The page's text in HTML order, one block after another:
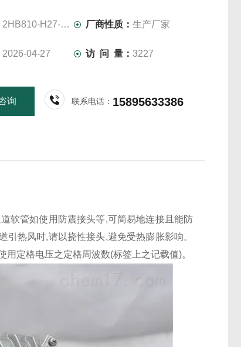
2HB810-H27-5.5KW-380V 厂商性质：生产厂家
2026-04-27 访 问 量：3227
询 联系电话： 15895633386
软管如使用防震接头等,可简易地连接且能防
热风时,请以挠性接头,避免受热膨胀影响。
定格电压之定格周波数(标签上之记载值)。